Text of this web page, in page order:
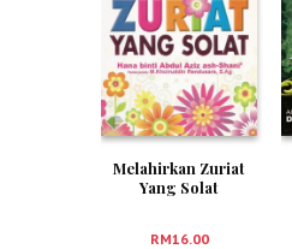
Melahirkan Zuriat
Yang Solat
RM16.00